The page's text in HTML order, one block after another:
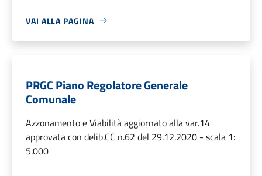
VAI ALLA PAGINA
PRGC Piano Regolatore Generale
Comunale
Azzonamento e Viabilità aggiornato alla var.14
approvata con delib.CC n.62 del 29.12.2020 - scala 1:
5.000